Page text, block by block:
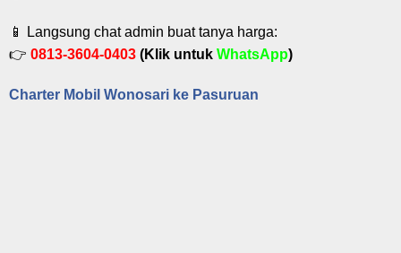
📱 Langsung chat admin buat tanya harga:
👉 0813-3604-0403 (Klik untuk WhatsApp)
Charter Mobil Wonosari ke Pasuruan